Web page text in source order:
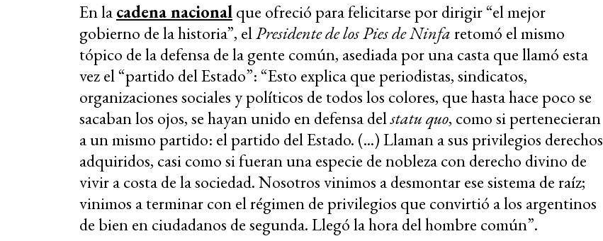
En lacadena nacionalque ofreció para felicitarse por dirigir “el mejor
gobierno de la historia”, elPresidente de los Pies de Ninfaretomó el mismo
tópico de la defensa de la gente común, asediada por una casta que llamó esta
vez el “partido del Estado”: “Esto explica que periodistas, sindicatos,
organizaciones sociales y políticos de todos los colores, que hasta hace poco se
sacaban los ojos, se hayan unido en defensa delstatu quo, como si pertenecieran
a un mismo partido: el partido del Estado. (...) Llaman a sus privilegios derechos
adquiridos, casi como si fueran una especie de nobleza con derecho divino de
vivir a costa de la sociedad. Nosotros vinimos a desmontar ese sistema de raíz;
vinimos a terminar con el régimen de privilegios que convirtió a los argentinos
de bien en ciudadanos de segunda. Llegó la hora del hombre común”.